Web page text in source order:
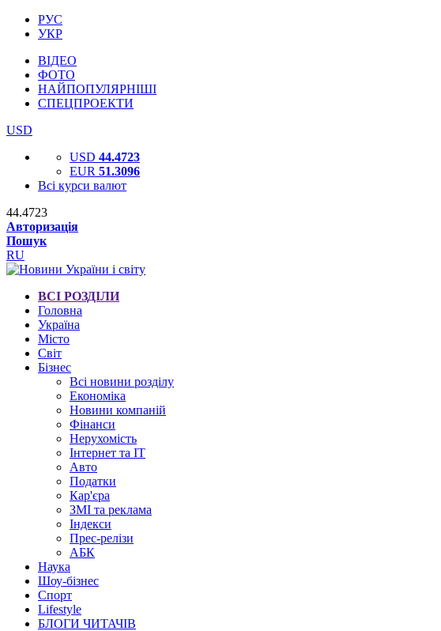
РУС
УКР
ВІДЕО
ФОТО
НАЙПОПУЛЯРНІШІ
СПЕЦПРОЕКТИ
USD
USD 44.4723
EUR 51.3096
Всі курси валют
44.4723
Авторизація
Пошук
RU
ВСІ РОЗДІЛИ
Головна
Україна
Місто
Світ
Бізнес
Всі новини розділу
Економіка
Новини компаній
Фінанси
Нерухомість
Інтернет та IT
Авто
Податки
Кар'єра
ЗМІ та реклама
Індекси
Прес-релізи
АБК
Наука
Шоу-бізнес
Спорт
Lifestyle
БЛОГИ ЧИТАЧІВ